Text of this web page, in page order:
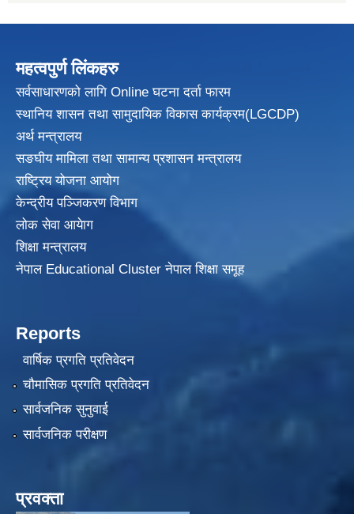
महत्वपुर्ण लिंकहरु
सर्वसाधारणको लागि Online घटना दर्ता फारम
स्थानिय शासन तथा सामुदायिक विकासकार्यक्रम(LGCDP)
अर्थ मन्त्रालय
सङघीय मामिला तथा सामान्य प्रशासन मन्त्रालय
राष्ट्रिय योजना आयोग
केन्द्रीय पञ्जिकरण विभाग
लोक सेवा आयेाग
शिक्षा मन्त्रालय
नेपाल Educational Cluster नेपाल शिक्षा समूह
Reports
वार्षिक प्रगति प्रतिवेदन
चौमासिक प्रगति प्रतिवेदन
सार्वजनिक सुनुवाई
सार्वजनिक परीक्षण
प्रवक्ता